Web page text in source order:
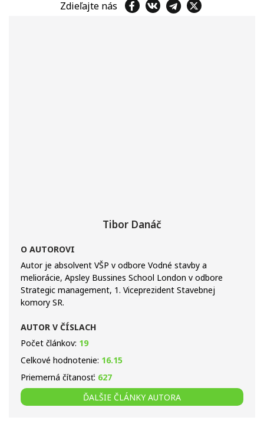
Zdieľajte nás
Tibor Danáč
O AUTOROVI
Autor je absolvent VŠP v odbore Vodné stavby a
meliorácie, Apsley Bussines School London v odbore
Strategic management, 1. Viceprezident Stavebnej
komory SR.
AUTOR V ČÍSLACH
Počet článkov: 19
Celkové hodnotenie: 16.15
Priemerná čítanosť: 627
ĎALŠIE ČLÁNKY AUTORA